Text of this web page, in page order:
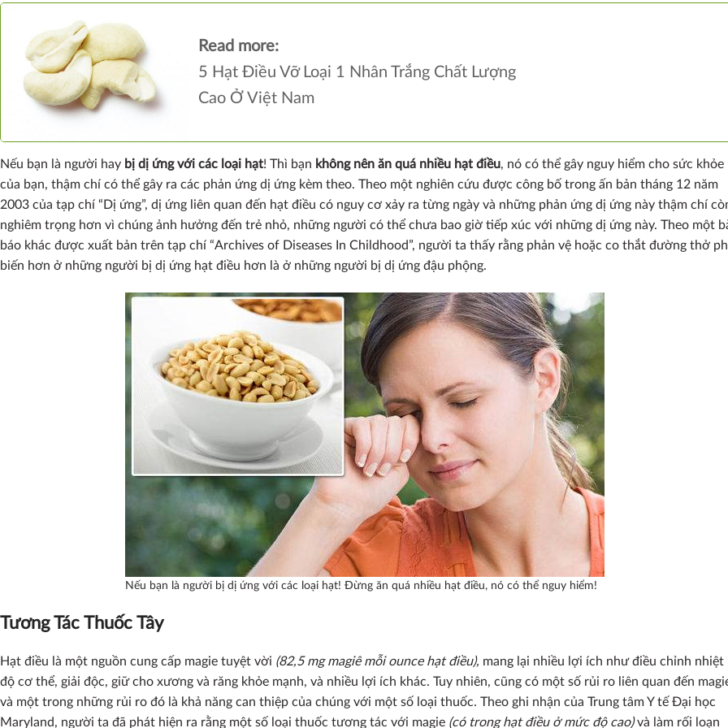
Read more:
5 Hạt Điều Vỡ Loại 1 Nhân Trắng Chất Lượng
Cao Ở Việt Nam
Nếu bạn là người hay bị dị ứng với các loại hạt! Thì bạn không nên ăn quá nhiều hạt điều, nó có thể gây nguy hiểm cho sức khỏe
của bạn, thậm chí có thể gây ra các phản ứng dị ứng kèm theo. Theo một nghiên cứu được công bố trong ấn bản tháng 12 năm
2003 của tạp chí “Dị ứng”, dị ứng liên quan đến hạt điều có nguy cơ xảy ra từng ngày và những phản ứng dị ứng này thậm chí
nghiêm trọng hơn vì chúng ảnh hưởng đến trẻ nhỏ, những người có thể chưa bao giờ tiếp xúc với những dị ứng này. Theo một
báo khác được xuất bản trên tạp chí “Archives of Diseases In Childhood”, người ta thấy rằng phản vệ hoặc co thắt đường thở
biến hơn ở những người bị dị ứng hạt điều hơn là ở những người bị dị ứng đậu phộng.
Nếu bạn là người bị dị ứng với các loại hạt! Đừng ăn quá nhiều hạt điều, nó có thể nguy hiểm!
Tương Tác Thuốc Tây
Hạt điều là một nguồn cung cấp magie tuyệt vời (82,5 mg magiê mỗi ounce hạt điều), mang lại nhiều lợi ích như điều chỉnh nhiệt
độ cơ thể, giải độc, giữ cho xương và răng khỏe mạnh, và nhiều lợi ích khác. Tuy nhiên, cũng có một số rủi ro liên quan đến
và một trong những rủi ro đó là khả năng can thiệp của chúng với một số loại thuốc. Theo ghi nhận của Trung tâm Y tế Đại học
Maryland, người ta đã phát hiện ra rằng một số loại thuốc tương tác với magie (có trong hạt điều ở mức độ cao)và làm rối loạn